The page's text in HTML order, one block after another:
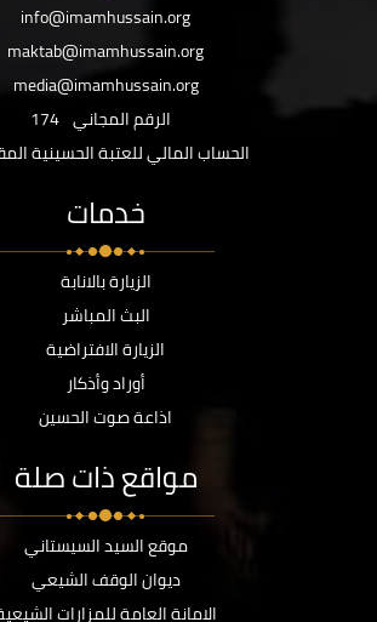
info@imamhussain.org
maktab@imamhussain.org
media@imamhussain.org
الرقم المجاني 174
الحساب المالي للعتبة الحسينية
خدمات
الزيارة بالانابة
البث المباشر
الزيارة الافتراضية
أوراد وأذكار
اذاعة صوت الحسين
مواقع ذات صلة
موقع السيد السيستاني
ديوان الوقف الشيعي
الامانة العامة للمزارات